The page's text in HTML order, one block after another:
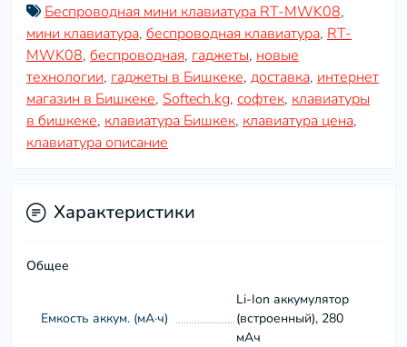
Беспроводная мини клавиатура RT-MWK08,
мини клавиатура, беспроводная клавиатура, RT-
MWK08, беспроводная, гаджеты, новые
технологии, гаджеты в Бишкеке, доставка, интернет
магазин в Бишкеке, Softech.kg, софтек, клавиатуры
в бишкеке, клавиатура Бишкек, клавиатура цена,
клавиатура описание
Характеристики
Общее
Емкость аккум. (мА·ч)
Li-Ion аккумулятор
(встроенный), 280
мАч